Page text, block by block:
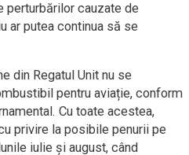
cauzate de
ar putea continua să se
din Regatul Unit nu se
pentru aviație, conform
Cu toate acestea,
privire la posibile penurii pe
iulie și august, când